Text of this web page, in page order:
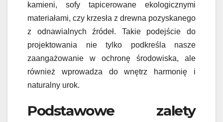
kamieni, sofy tapicerowane ekologicznymi
materiałami, czy krzesła z drewna pozyskanego
z odnawialnych źródeł. Takie podejście do
projektowania nie tylko podkreśla nasze
zaangażowanie w ochronę środowiska, ale
również wprowadza do wnętrz harmonię i
naturalny urok.
Podstawowe zalety